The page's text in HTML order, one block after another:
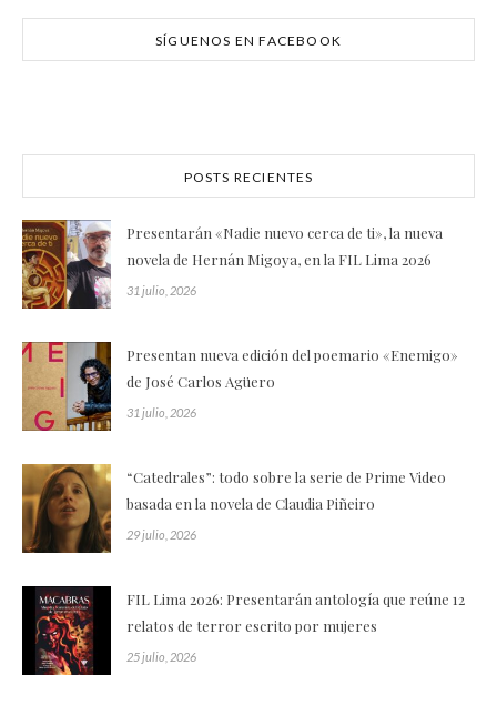
SÍGUENOS EN FACEBOOK
POSTS RECIENTES
Presentarán «Nadie nuevo cerca de ti», la nueva
novela de Hernán Migoya, en la FIL Lima 2026
31 julio, 2026
Presentan nueva edición del poemario «Enemigo»
de José Carlos Agüero
31 julio, 2026
“Catedrales”: todo sobre la serie de Prime Video
basada en la novela de Claudia Piñeiro
29 julio, 2026
FIL Lima 2026: Presentarán antología que reúne 12
relatos de terror escrito por mujeres
25 julio, 2026